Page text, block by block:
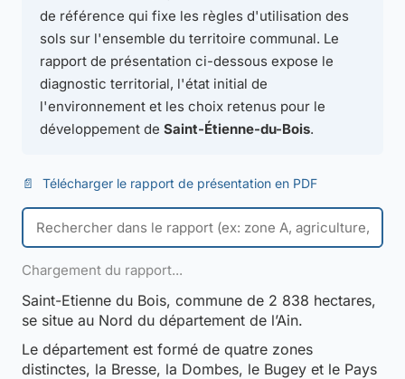
de référence qui fixe les règles d'utilisation des
sols sur l'ensemble du territoire communal. Le
rapport de présentation ci-dessous expose le
diagnostic territorial, l'état initial de
l'environnement et les choix retenus pour le
développement de Saint-Étienne-du-Bois.
📄 Télécharger le rapport de présentation en PDF
Chargement du rapport...
Saint-Etienne du Bois, commune de 2 838 hectares,
se situe au Nord du département de l’Ain.
Le département est formé de quatre zones
distinctes, la Bresse, la Dombes, le Bugey et le Pays